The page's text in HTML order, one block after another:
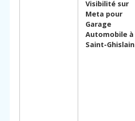
Visibilité sur
Meta pour
Garage
Automobile à
Saint-Ghislain